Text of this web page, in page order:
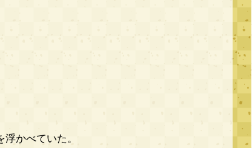
かべていた。